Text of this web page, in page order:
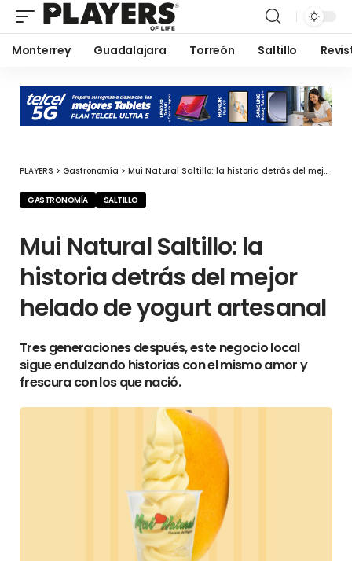
Monterrey Guadalajara Torreón Saltillo
PLAYERS > Gastronomía > Mui Natural Saltillo: la historia detrás del mejor helado de yogurt artesanal
GASTRONOMÍA SALTILLO
Mui Natural Saltillo: la
historia detrás del mejor
helado de yogurt artesanal
Tres generaciones después, este negocio local
sigue endulzando historias con el mismo amor y
frescura con los que nació.